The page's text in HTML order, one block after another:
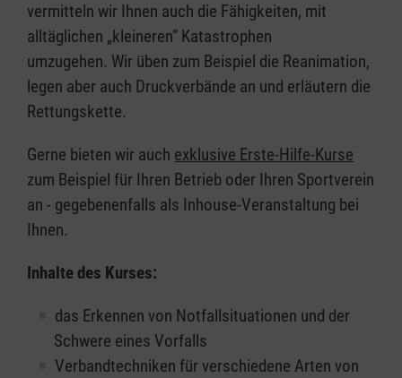
vermitteln wir Ihnen auch die Fähigkeiten, mit
alltäglichen „kleineren” Katastrophen
umzugehen. Wir üben zum Beispiel die Reanimation,
legen aber auch Druckverbände an und erläutern die
Rettungskette.
Gerne bieten wir auch exklusive Erste-Hilfe-Kurse
zum Beispiel für Ihren Betrieb oder Ihren Sportverein
an - gegebenenfalls als Inhouse-Veranstaltung bei
Ihnen.
Inhalte des Kurses:
das Erkennen von Notfallsituationen und der
Schwere eines Vorfalls
Verbandtechniken für verschiedene Arten von